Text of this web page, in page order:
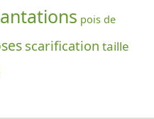
pois de
scarification taille